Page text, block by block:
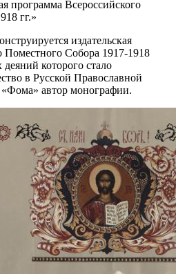
программа Всероссийского
гг.»
издательская
Поместного Собора 1917-1918
которого стало
в Русской Православной
автор монографии.